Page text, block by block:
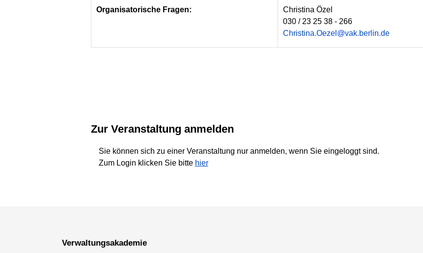
Organisatorische Fragen:
Christina Özel
030 / 23 25 38 - 266
Christina.Oezel@vak.berlin.de
Zur Veranstaltung anmelden
Sie können sich zu einer Veranstaltung nur anmelden, wenn Sie eingeloggt sind.
Zum Login klicken Sie bitte hier
Verwaltungsakademie